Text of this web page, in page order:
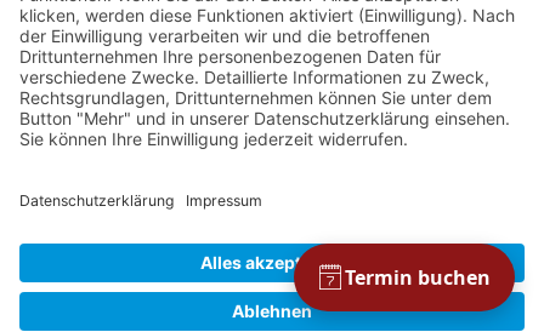
Telefon: +49 (0)89 / 74 54 87 57
oder +49 (0)173 / 3 50 09 27
Terminvereinbarungen werktags von 8-18 Uhr.
Telefax: +49(0) 89 / 75 99 83 60